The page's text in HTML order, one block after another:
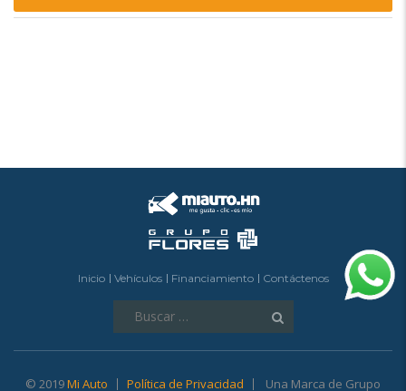
Inicio Vehículos Financiamiento Contáctenos
© 2019Mi Auto Política de Privacidad Una Marca de Grupo